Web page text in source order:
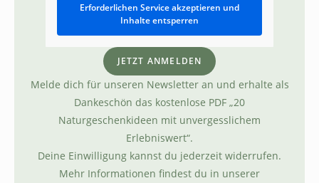
Erforderlichen Service akzeptieren und
Inhalte entsperren
JETZT ANMELDEN
Melde dich für unseren Newsletter an und erhalte als
Dankeschön das kostenlose PDF „20
Naturgeschenkideen mit unvergesslichem
Erlebniswert“.
Deine Einwilligung kannst du jederzeit widerrufen.
Mehr Informationen findest du in unserer